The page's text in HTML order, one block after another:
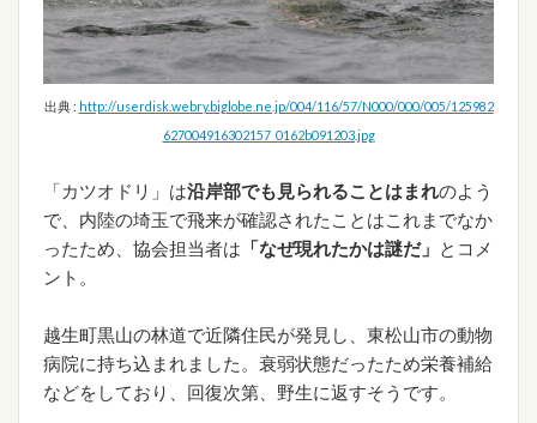
出典 : http://userdisk.webry.biglobe.ne.jp/004/116/57/N000/000/005/125982
627004916302157_0162b091203.jpg
「カツオドリ」は沿岸部でも見られることはまれのよう
で、内陸の埼玉で飛来が確認されたことはこれまでなか
ったため、協会担当者は 「なぜ現れたかは謎だ」 とコメ
ント。
越生町黒山の林道で近隣住民が発見し、東松山市の動物
病院に持ち込まれました。衰弱状態だったため栄養補給
などをしており、回復次第、野生に返すそうです。